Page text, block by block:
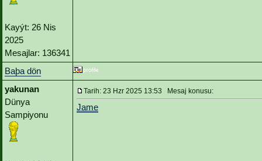
Kayýt: 26 Nis
2025
Mesajlar: 136341
Baþa dön
yakunan
Dünya
Sampiyonu
Tarih: 23 Hzr 2025 13:53 Mesaj konusu:
Jame